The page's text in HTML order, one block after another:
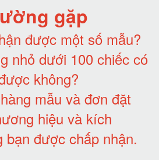
gặp
được một số mẫu?
nhỏ dưới 100 chiếc có
không?
mẫu và đơn đặt
hiệu và kích
bạn được chấp nhận.